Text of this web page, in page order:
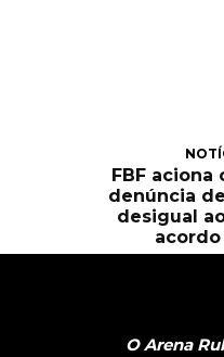
FBF aciona
denúncia
desigual
acordo
O Arena